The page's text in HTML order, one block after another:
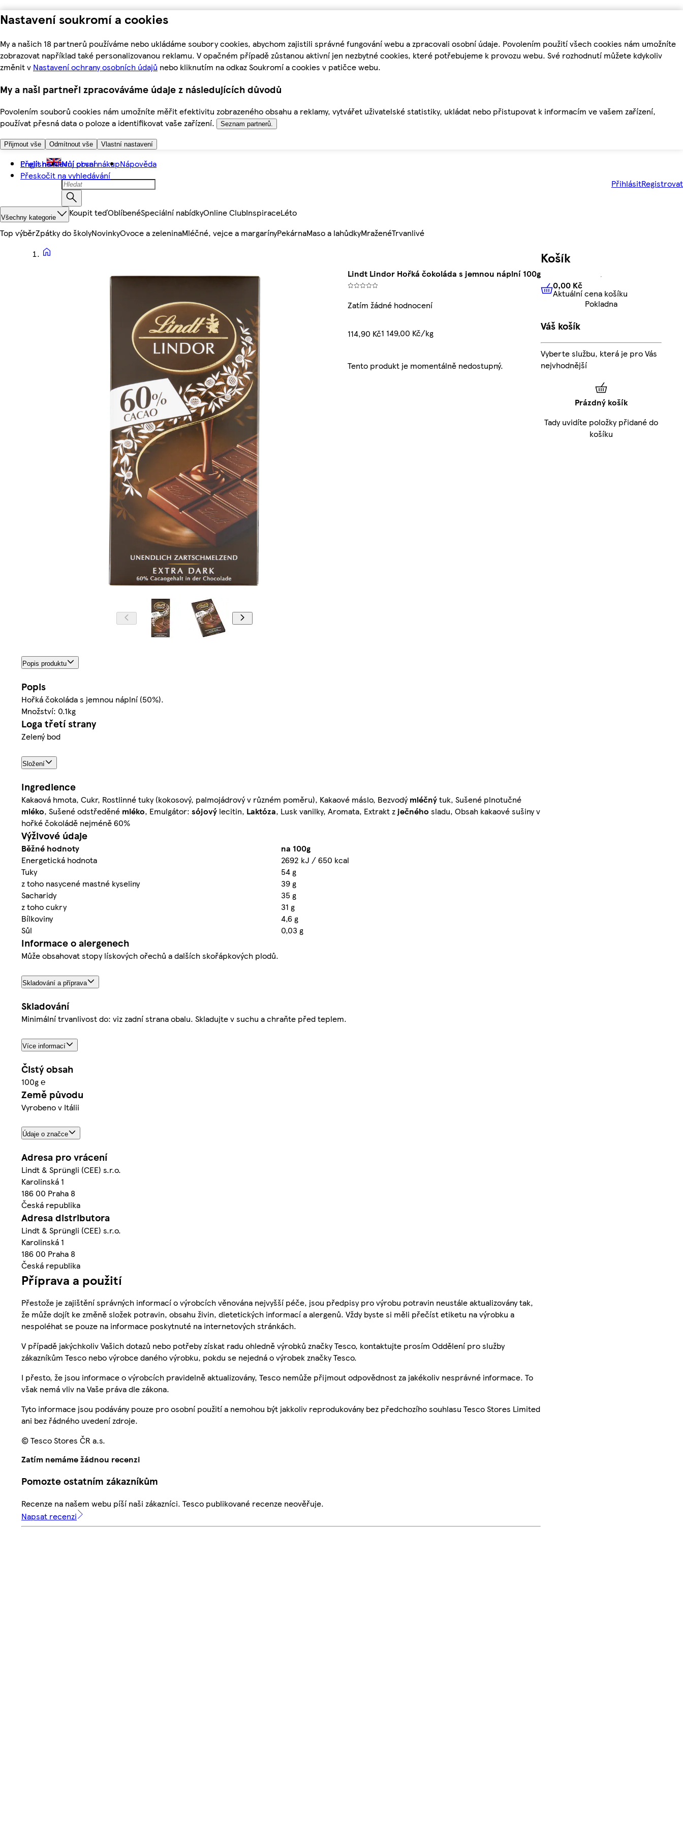
Nastavení soukromí a cookies
My a našich 18 partnerů používáme nebo ukládáme soubory cookies, abychom zajistili správné fungování webu a zpracovali osobní údaje. Povolením použití všech cookies nám umožníte
zobrazovat například také personalizovanou reklamu. V opačném případě zůstanou aktivní jen nezbytné cookies, které potřebujeme k provozu webu. Své rozhodnutí můžete kdykoliv
změnit v Nastavení ochrany osobních údajů nebo kliknutím na odkaz Soukromí a cookies v patičce webu.
My a naši partneři zpracováváme údaje z následujících důvodů
Povolením souborů cookies nám umožníte měřit efektivitu zobrazeného obsahu a reklamy, vytvářet uživatelské statistiky, ukládat nebo přistupovat k informacím ve vašem zařízení,
používat přesná data o poloze a identifikovat vaše zařízení.
Seznam partnerů.
Přijmout vše Odmítnout vše Vlastní nastavení
Přejít na hlavní obsah
Přeskočit na vyhledávání
English Můj první nákupNápověda
PřihlásitRegistrovat
Všechny kategorie Koupit teďOblíbenéSpeciální nabídkyOnline ClubInspiraceLéto
Top výběrZpátky do školyNovinkyOvoce a zeleninaMléčné, vejce a margarínyPekárnaMaso a lahůdkyMraženéTrvanlivé
Lindt Lindor Hořká čokoláda s jemnou náplní 100g
Zatím žádné hodnocení
114,90 Kč1 149,00 Kč/kg
Tento produkt je momentálně nedostupný.
Popis produktu
Popis
Hořká čokoláda s jemnou náplní (50%).
Množství: 0.1kg
Loga třetí strany
Zelený bod
Složení
Ingredience
Kakaová hmota, Cukr, Rostlinné tuky (kokosový, palmojádrový v různém poměru), Kakaové máslo, Bezvodýmléčnýtuk, Sušené plnotučné
mléko, Sušené odstředěné mléko, Emulgátor: sójový lecitin, Laktóza, Lusk vanilky, Aromata, Extrakt z ječného sladu, Obsah kakaové sušiny v
hořké čokoládě nejméně 60%
Výživové údaje
Běžné hodnoty
na 100g
Energetická hodnota
2692 kJ / 650 kcal
Tuky
54 g
z toho nasycené mastné kyseliny
39 g
Sacharidy
35 g
z toho cukry
31 g
Bílkoviny
4,6 g
Sůl
0,03 g
Informace o alergenech
Může obsahovat stopy lískových ořechů a dalších skořápkových plodů.
Skladování a příprava
Skladování
Minimální trvanlivost do: viz zadní strana obalu. Skladujte v suchu a chraňte před teplem.
Více informací
Čistý obsah
100g ℮
Země původu
Vyrobeno v Itálii
Údaje o značce
Adresa pro vrácení
Lindt & Sprüngli (CEE) s.r.o.
Karolinská 1
186 00 Praha 8
Česká republika
Adresa distributora
Lindt & Sprüngli (CEE) s.r.o.
Karolinská 1
186 00 Praha 8
Česká republika
Příprava a použití
Přestože je zajištění správných informací o výrobcích věnována nejvyšší péče, jsou předpisy pro výrobu potravin neustále aktualizovány tak,
že může dojít ke změně složek potravin, obsahu živin, dietetických informací a alergenů. Vždy byste si měli přečíst etiketu na výrobku a
nespoléhat se pouze na informace poskytnuté na internetových stránkách.
V případě jakýchkoliv Vašich dotazů nebo potřeby získat radu ohledně výrobků značky Tesco, kontaktujte prosím Oddělení pro služby
zákazníkům Tesco nebo výrobce daného výrobku, pokdu se nejedná o výrobek značky Tesco.
I přesto, že jsou informace o výrobcích pravidelně aktualizovány, Tesco nemůže přijmout odpovědnost za jakékoliv nesprávné informace. To
však nemá vliv na Vaše práva dle zákona.
Tyto informace jsou podávány pouze pro osobní použití a nemohou být jakkoliv reprodukovány bez předchozího souhlasu Tesco Stores Limited
ani bez řádného uvedení zdroje.
© Tesco Stores ČR a.s.
Zatím nemáme žádnou recenzi
Pomozte ostatním zákazníkům
Recenze na našem webu píší naši zákazníci. Tesco publikované recenze neověřuje.
Napsat recenzi
Košík
0,00 KčAktuální cena košíku
0,00 Kč
Aktuální cena košíku
Pokladna
Váš košík
Vyberte službu, která je pro Vás
nejvhodnější
Prázdný košík
Tady uvidíte položky přidané do
košíku